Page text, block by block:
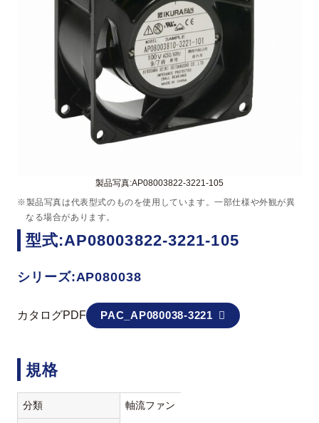
製品写真:AP08003822-3221-105
※製品写真は代表型式のものを使用しています。一部仕様や外観が異
なる場合があります。
型式:AP08003822-3221-105
シリーズ:AP080038
カタログPDF PAC_AP080038-3221
規格
分類 軸流ファン